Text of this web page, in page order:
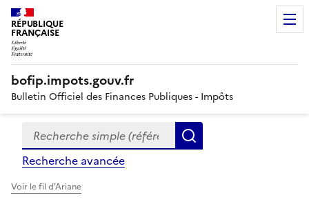
RÉPUBLIQUE
FRANÇAISE
bofip.impots.gouv.fr
Bulletin Officiel des Finances Publiques - Impôts
Formulaire
de
recherche
Recherche simple (références, mots clés, partie du
Recherche avancée
Voir le fil d'Ariane